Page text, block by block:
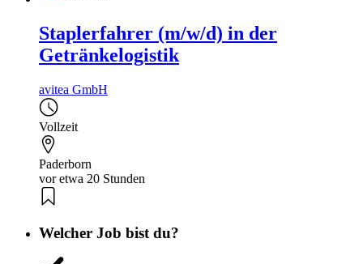
Staplerfahrer (m/w/d) in der
Getränkelogistik
avitea GmbH
Vollzeit
Paderborn
vor etwa 20 Stunden
Welcher Job bist du?